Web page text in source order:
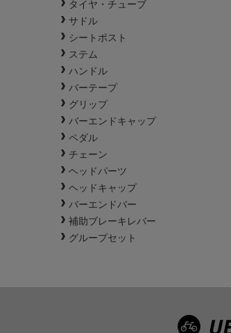
タイヤ・チューブ
サドル
シートポスト
ステム
ハンドル
バーテープ
グリップ
バーエンドキャップ
ペダル
チェーン
ヘッドパーツ
ヘッドキャップ
バーエンドバー
補助ブレーキレバー
グループセット